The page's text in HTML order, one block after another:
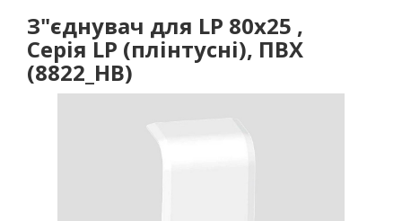
З"єднувач для LP 80x25 ,
Серія LP (плінтусні), ПВХ
(8822_HB)